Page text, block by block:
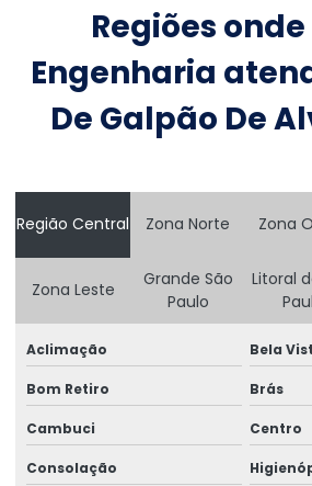
Construção De Armazém Atacadista
Construção De Silos Metálicos Em Mato
Construção de estruturas metálicas
Consultoria Engenharia Estrutural
Consultoria Engenharia Estrutural Galpão
Consultoria Engenharia Estrutural Galpão
Consultoria Engenharia Estrutural Preço
Consultoria Engenharia Estrutural Predio
Consultoria Engenharia Estrutural Predio
Consultoria Estrutural
Consultoria Estrutural Estrutura Metálico
Regiões onde
Engenharia
De Galpão De
Região Central Zona Norte Zona
Zona Leste
Grande São
Paulo
Litoral
Aclimação Bela
Bom Retiro Brás
Cambuci Centro
Consolação